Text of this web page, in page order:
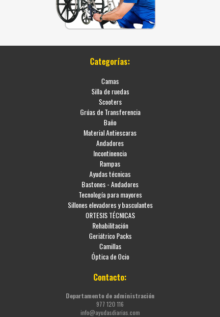
Categorías:
Camas
Silla de ruedas
Scooters
Grúas de Transferencia
Baño
Material Antiescaras
Andadores
Incontinencia
Rampas
Ayudas técnicas
Bastones - Andadores
Tecnología para mayores
Sillones elevadores y basculantes
ORTESIS TÉCNICAS
Rehabilitación
Geriátrico Packs
Camillas
Óptica de Ocio
Contacto:
Departamento de administración
977 120 116
info@ayudasdiarias.com